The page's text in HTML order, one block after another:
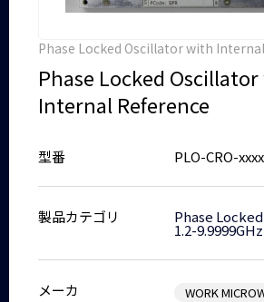
Phase Locked Oscillator with
Phase Locked
Internal Reference
型番 PLO-CRO-
製品カテゴリ Phase
1.2-9.9999GHz
メーカ WORK